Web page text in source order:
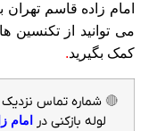
امام زاده قاسم تهران
می توانید از تکنسین
کمک بگیرید
🔴شماره تماس نزدیک
لوله بازکنی درامام زاده